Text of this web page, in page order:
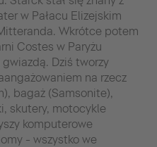
w Pałacu Elizejskim
Wkrótce potem
Costes w Paryżu
Dziś tworzy
na rzecz
bagaż (Samsonite),
skutery, motocykle
komputerowe
- wszystko we